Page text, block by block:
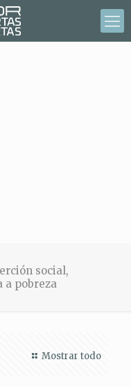
social,
pobreza
Mostrar todo